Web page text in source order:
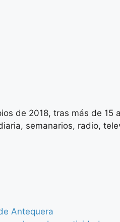
de 2018, tras más de 15
semanarios, radio,
Antequera